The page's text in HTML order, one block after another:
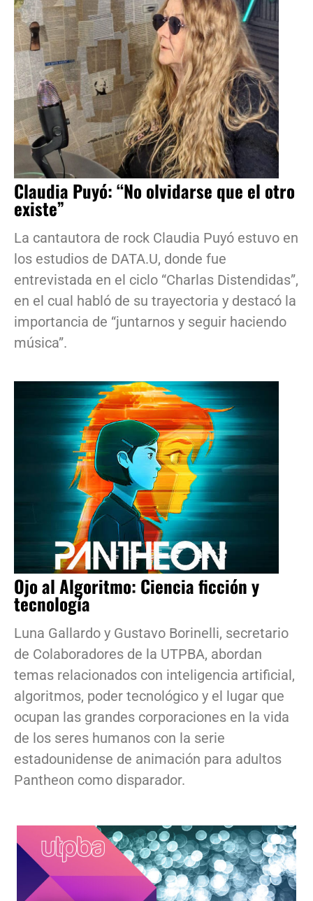
Claudia Puyó: “No olvidarse que el otro
existe”
La cantautora de rock Claudia Puyó estuvo en
los estudios de DATA.U, donde fue
entrevistada en el ciclo “Charlas Distendidas”,
en el cual habló de su trayectoria y destacó la
importancia de “juntarnos y seguir haciendo
música”.
Ojo al Algoritmo: Ciencia ficción y
tecnología
Luna Gallardo y Gustavo Borinelli, secretario
de Colaboradores de la UTPBA, abordan
temas relacionados con inteligencia artificial,
algoritmos, poder tecnológico y el lugar que
ocupan las grandes corporaciones en la vida
de los seres humanos con la serie
estadounidense de animación para adultos
Pantheon como disparador.